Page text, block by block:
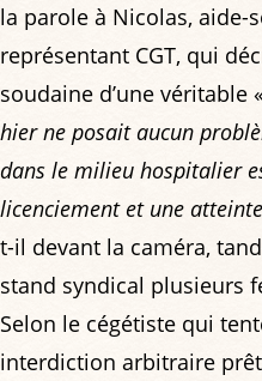
la parole à Nicolas,
représentant CGT, qui
soudaine d’une véritable «
hier ne posait aucun
dans le milieu hospitalier
licenciement et une
t-il devant la caméra,
stand syndical plusieurs
Selon le cégétiste qui
interdiction arbitraire